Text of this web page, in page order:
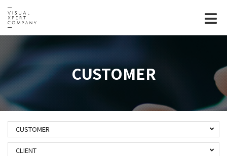
CUSTOMER
CUSTOMER
CLIENT